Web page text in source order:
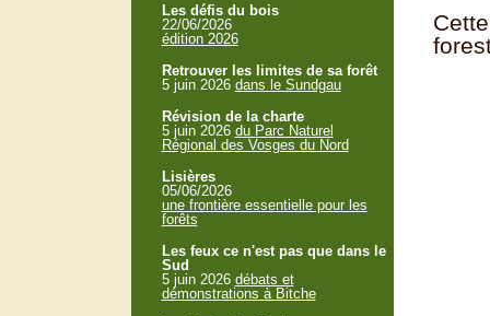
Les défis du bois
22/06/2026
édition 2026
Retrouver les limites de sa forêt
5 juin 2026 dans le Sundgau
Révision de la charte
5 juin 2026 du Parc Naturel
Régional des Vosges du Nord
Lisières
05/06/2026
une frontière essentielle pour les
forêts
Les feux ce n'est pas que dans le
Sud
5 juin 2026 débats et
démonstrations à Bitche